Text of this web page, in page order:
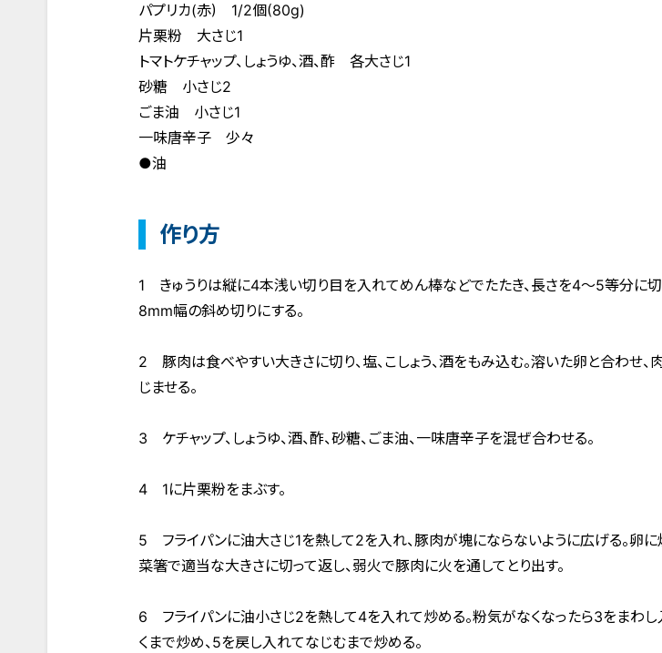
パプリカ(赤) 1/2個(80g)
片栗粉 大さじ1
トマトケチャップ、しょうゆ、酒、酢 各大さじ1
砂糖 小さじ2
ごま油 小さじ1
一味唐辛子 少々
●油
作り方
1 きゅうりは縦に4本浅い切り目を入れてめん棒などでたたき、長さを4～5等分に切
8mm幅の斜め切りにする。
2 豚肉は食べやすい大きさに切り、塩、こしょう、酒をもみ込む。溶いた卵と合わせ、
じませる。
3 ケチャップ、しょうゆ、酒、酢、砂糖、ごま油、一味唐辛子を混ぜ合わせる。
4 1に片栗粉をまぶす。
5 フライパンに油大さじ1を熱して2を入れ、豚肉が塊にならないように広げる。卵
菜箸で適当な大きさに切って返し、弱火で豚肉に火を通してとり出す。
6 フライパンに油小さじ2を熱して4を入れて炒める。粉気がなくなったら3をまわ
くまで炒め、5を戻し入れてなじむまで炒める。